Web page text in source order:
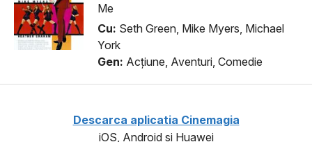
Me
Cu: Seth Green, Mike Myers, Michael
York
Gen: Acţiune, Aventuri, Comedie
Descarca aplicatia Cinemagia
iOS, Android si Huawei